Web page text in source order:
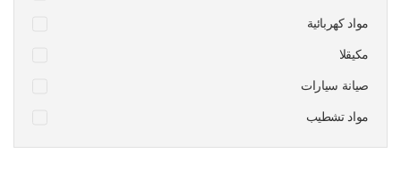
مواد كهربائية
مكيقلا
صيانة سيارات
مواد تشطيب